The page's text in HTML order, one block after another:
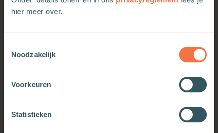
hier meer over.
Noodzakelijk
Voorkeuren
Statistieken
Meer van deze auteur